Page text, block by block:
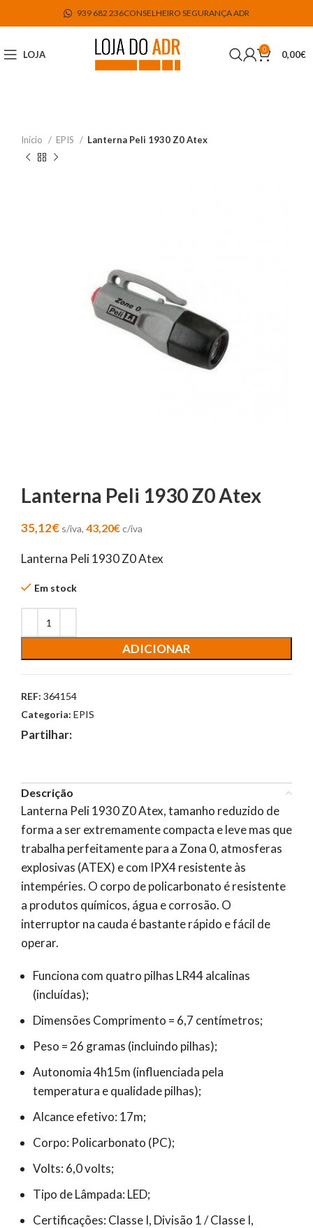
939 682 236CONSELHEIRO SEGURANÇA ADR
LOJA 0 0,00€
Início EPIS Lanterna Peli 1930 Z0 Atex
Lanterna Peli 1930 Z0 Atex
35,12€ s/iva, 43,20€c/iva
Lanterna Peli 1930 Z0 Atex
Em stock
ADICIONAR
REF: 364154
Categoria: EPIS
Partilhar:
Descrição
Lanterna Peli 1930 Z0 Atex, tamanho reduzido de
forma a ser extremamente compacta e leve mas que
trabalha perfeitamente para a Zona 0, atmosferas
explosivas (ATEX) e com IPX4 resistente às
intempéries. O corpo de policarbonato é resistente
a produtos químicos, água e corrosão. O
interruptor na cauda é bastante rápido e fácil de
operar.
Funciona com quatro pilhas LR44 alcalinas
(incluídas);
Dimensões Comprimento = 6,7 centímetros;
Peso = 26 gramas (incluindo pilhas);
Autonomia 4h15m (influenciada pela
temperatura e qualidade pilhas);
Alcance efetivo: 17m;
Corpo: Policarbonato (PC);
Volts: 6,0 volts;
Tipo de Lâmpada: LED;
Certificações: Classe I, Divisão 1 / Classe I,